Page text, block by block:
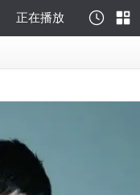
正在播放